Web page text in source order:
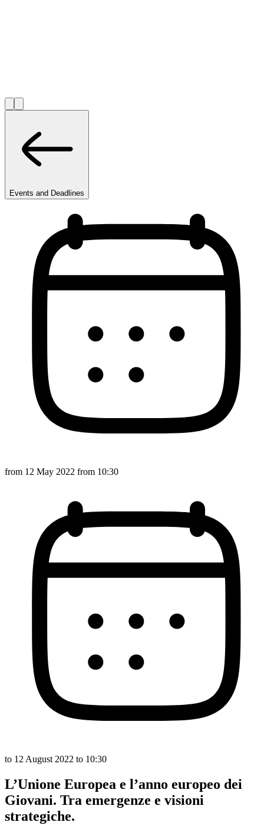
Events and Deadlines
from 12 May 2022 from 10:30
to 12 August 2022 to 10:30
L’Unione Europea e l’anno europeo dei
Giovani. Tra emergenze e visioni
strategiche.